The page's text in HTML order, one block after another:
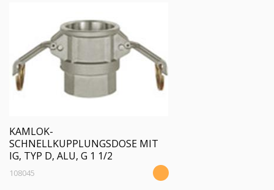
KAMLOK-
SCHNELLKUPPLUNGSDOSE MIT
IG, TYP D, ALU, G 1 1/2
108045